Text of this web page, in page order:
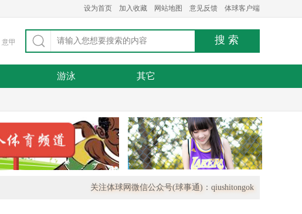
设为首页 加入收藏 网站地图 意见反馈 体球客户端
意甲
游泳 其它
关注体球网微信公众号(球事通)：qiushitongok